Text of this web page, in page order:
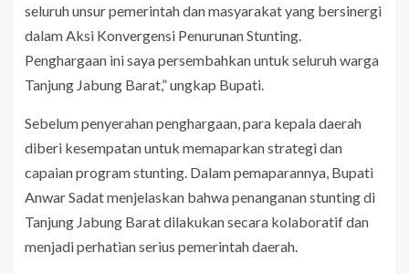
seluruh unsur pemerintah dan masyarakat yang bersinergi
dalam Aksi Konvergensi Penurunan Stunting.
Penghargaan ini saya persembahkan untuk seluruh warga
Tanjung Jabung Barat,” ungkap Bupati.
Sebelum penyerahan penghargaan, para kepala daerah
diberi kesempatan untuk memaparkan strategi dan
capaian program stunting. Dalam pemaparannya, Bupati
Anwar Sadat menjelaskan bahwa penanganan stunting di
Tanjung Jabung Barat dilakukan secara kolaboratif dan
menjadi perhatian serius pemerintah daerah.